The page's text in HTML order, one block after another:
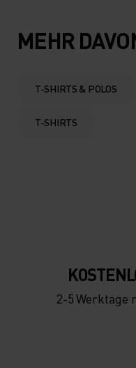
MEHR
T-SHIRTS & POLOS
T-SHIRTS
2-5 Werktage